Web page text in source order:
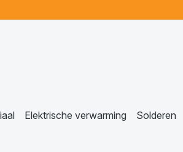
Elektrische verwarming Solderen